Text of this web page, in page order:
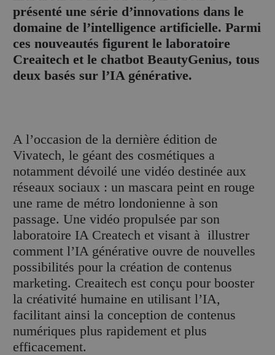
présenté une série d’innovations dans le
domaine de l’intelligence artificielle. Parmi
ces nouveautés figurent le laboratoire
Creaitech et le chatbot BeautyGenius, tous
deux basés sur l’IA générative.
A l’occasion de la dernière édition de
Vivatech, le géant des cosmétiques a
notamment dévoilé une vidéo destinée aux
réseaux sociaux : un mascara peint en rouge
une rame de métro londonienne à son
passage. Une vidéo propulsée par son
laboratoire IA Createch et visant à illustrer
comment l’IA générative ouvre de nouvelles
possibilités pour la création de contenus
marketing. Creaitech est conçu pour booster
la créativité humaine en utilisant l’IA,
facilitant ainsi la conception de contenus
numériques plus rapidement et plus
efficacement.